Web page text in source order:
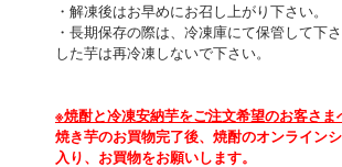
・解凍後はお早めにお召し上がり下さい。
・長期保存の際は、冷凍庫にて保管して下
した芋は再冷凍しないで下さい。
※焼酎と冷凍安納芋をご注文希望のお客さま
焼き芋のお買物完了後、焼酎のオンライン
入り、お買物をお願いします。